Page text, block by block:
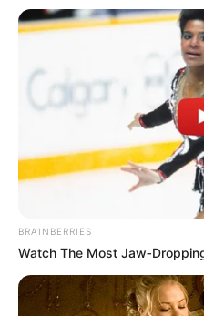
BRAINBERRIES
Watch The Most